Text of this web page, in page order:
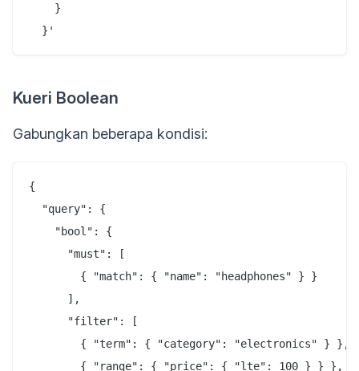
    }
Kueri Boolean
Gabungkan beberapa kondisi:
{
  "query": {
    "bool": {
      "must": [
        { "match": { "name": "headphones" } }
      ],
      "filter": [
        { "term": { "category": "electronics" } },
        { "range": { "price": { "lte": 100 } } },